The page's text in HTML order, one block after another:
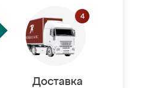
Доставка